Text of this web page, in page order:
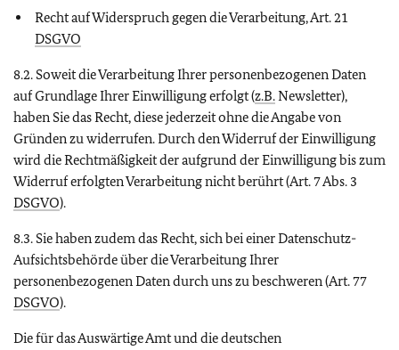
Recht auf Widerspruch gegen die Verarbeitung, Art. 21
DSGVO
8.2. Soweit die Verarbeitung Ihrer personenbezogenen Daten
auf Grundlage Ihrer Einwilligung erfolgt (z.B.Newsletter),
haben Sie das Recht, diese jederzeit ohne die Angabe von
Gründen zu widerrufen. Durch den Widerruf der Einwilligung
wird die Rechtmäßigkeit der aufgrund der Einwilligung bis zum
Widerruf erfolgten Verarbeitung nicht berührt (Art. 7 Abs. 3
DSGVO).
8.3. Sie haben zudem das Recht, sich bei einer Datenschutz-
Aufsichtsbehörde über die Verarbeitung Ihrer
personenbezogenen Daten durch uns zu beschweren (Art. 77
DSGVO).
Die für das Auswärtige Amt und die deutschen